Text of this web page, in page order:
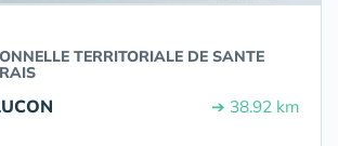
TERRITORIALE DE SANTE
➔ 38.92 km